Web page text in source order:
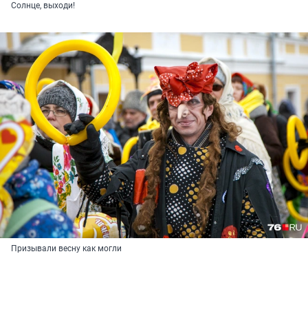
Солнце, выходи!
Призывали весну как могли